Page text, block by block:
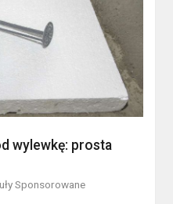
wylewkę: prosta
Sponsorowane